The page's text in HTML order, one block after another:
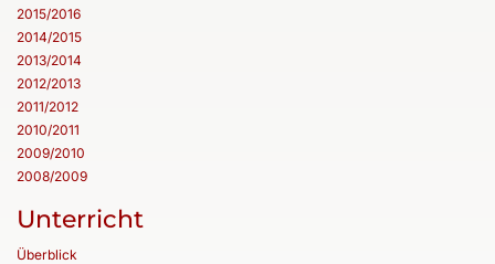
2015/2016
2014/2015
2013/2014
2012/2013
2011/2012
2010/2011
2009/2010
2008/2009
Unterricht
Überblick